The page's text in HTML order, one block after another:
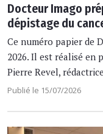
Docteur Imago
dépistage du
Ce numéro papier de
2026. Il est réalisé en
Pierre Revel,
Publié le 15/07/2026